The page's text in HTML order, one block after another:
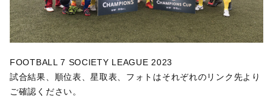
FOOTBALL 7 SOCIETY LEAGUE 2023
試合結果、順位表、星取表、フォトはそれぞれのリンク先より
ご確認ください。